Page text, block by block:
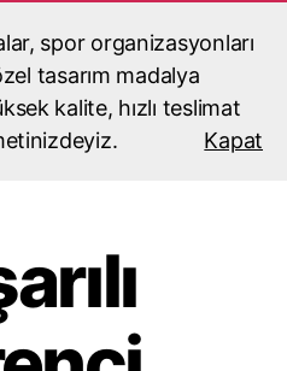
spor organizasyonları
tasarım madalya
kalite, hızlı teslimat
Kapat
fiyatları